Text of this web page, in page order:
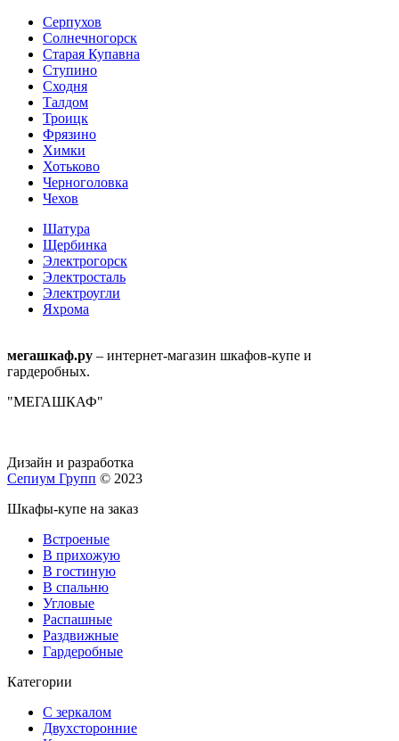
Серпухов
Солнечногорск
Старая Купавна
Ступино
Сходня
Талдом
Троицк
Фрязино
Химки
Хотьково
Черноголовка
Чехов
Шатура
Щербинка
Электрогорск
Электросталь
Электроугли
Яхрома
мегашкаф.ру – интернет-магазин шкафов-купе и
гардеробных.
"МЕГАШКАФ"
Дизайн и разработка
Сепиум Групп © 2023
Шкафы-купе на заказ
Встроеные
В прихожую
В гостиную
В спальню
Угловые
Распашные
Раздвижные
Гардеробные
Категории
С зеркалом
Двухсторонние